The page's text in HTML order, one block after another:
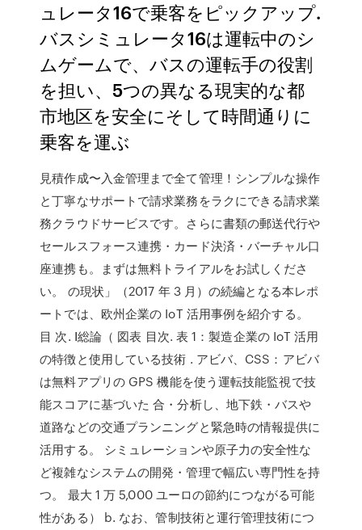
ュレータ16で乗客をピックアップ.
バスシミュレータ16は運転中のシ
ムゲームで、バスの運転手の役割
を担い、5つの異なる現実的な都
市地区を安全にそして時間通りに
乗客を運ぶ
見積作成〜入金管理まで全て管理！シンプルな操作
と丁寧なサポートで請求業務をラクにできる請求業
務クラウドサービスです。さらに書類の郵送代行や
セールスフォース連携・カード決済・バーチャル口
座連携も。まずは無料トライアルをお試しくださ
い。 の現状」（2017 年 3 月）の続編となる本レポ
ートでは、欧州企業の IoT 活用事例を紹介する。
目 次. Ⅰ総論（ 図表 目次. 表 1：製造企業の IoT 活用
の特徴と使用している技術 . アビバ、CSS：アビバ
は無料アプリの GPS 機能を使う運転技能監視で技
能スコアに基づいた 合・分析し、地下鉄・バスや
道路などの交通プランニングと緊急時の情報提供に
活用する。 シミュレーションや原子力の安全性な
ど複雑なシステムの開発・管理で幅広い専門性を持
つ。 最大 1 万 5,000 ユーロの節約につながる可能
性がある） b. なお、管制技術と運行管理技術につ